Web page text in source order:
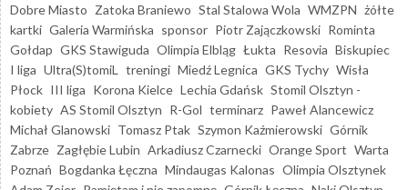
Dobre Miasto Zatoka Braniewo Stal Stalowa Wola WMZPN żółte
kartki Galeria Warmińska sponsor Piotr Zajączkowski Rominta
Gołdap GKS Stawiguda Olimpia Elbląg Łukta Resovia Biskupiec
I liga Ultra(S)tomiL treningi Miedź Legnica GKS Tychy Wisła
Płock III liga Korona Kielce Lechia Gdańsk Stomil Olsztyn -
kobiety AS Stomil Olsztyn R-Gol terminarz Paweł Alancewicz
Michał Glanowski Tomasz Ptak Szymon Kaźmierowski Górnik
Zabrze Zagłębie Lubin Arkadiusz Czarnecki Orange Sport Warta
Poznań Bogdanka Łęczna Mindaugas Kalonas Olimpia Olsztynek